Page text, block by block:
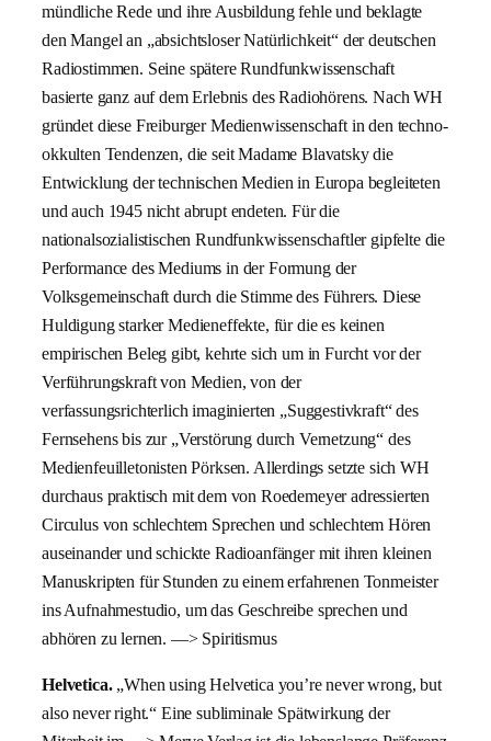
mündliche Rede und ihre Ausbildung fehle und beklagte
den Mangel an „absichtsloser Natürlichkeit“ der deutschen
Radiostimmen. Seine spätere Rundfunkwissenschaft
basierte ganz auf dem Erlebnis des Radiohörens. Nach WH
gründet diese Freiburger Medienwissenschaft in den techno-
okkulten Tendenzen, die seit Madame Blavatsky die
Entwicklung der technischen Medien in Europa begleiteten
und auch 1945 nicht abrupt endeten. Für die
nationalsozialistischen Rundfunkwissenschaftler gipfelte die
Performance des Mediums in der Formung der
Volksgemeinschaft durch die Stimme des Führers. Diese
Huldigung starker Medieneffekte, für die es keinen
empirischen Beleg gibt, kehrte sich um in Furcht vor der
Verführungskraft von Medien, von der
verfassungsrichterlich imaginierten „Suggestivkraft“ des
Fernsehens bis zur „Verstörung durch Vernetzung“ des
Medienfeuilletonisten Pörksen. Allerdings setzte sich WH
durchaus praktisch mit dem von Roedemeyer adressierten
Circulus von schlechtem Sprechen und schlechtem Hören
auseinander und schickte Radioanfänger mit ihren kleinen
Manuskripten für Stunden zu einem erfahrenen Tonmeister
ins Aufnahmestudio, um das Geschreibe sprechen und
abhören zu lernen. —> Spiritismus
Helvetica.„When using Helvetica you’re never wrong, but
also never right.“ Eine subliminale Spätwirkung der